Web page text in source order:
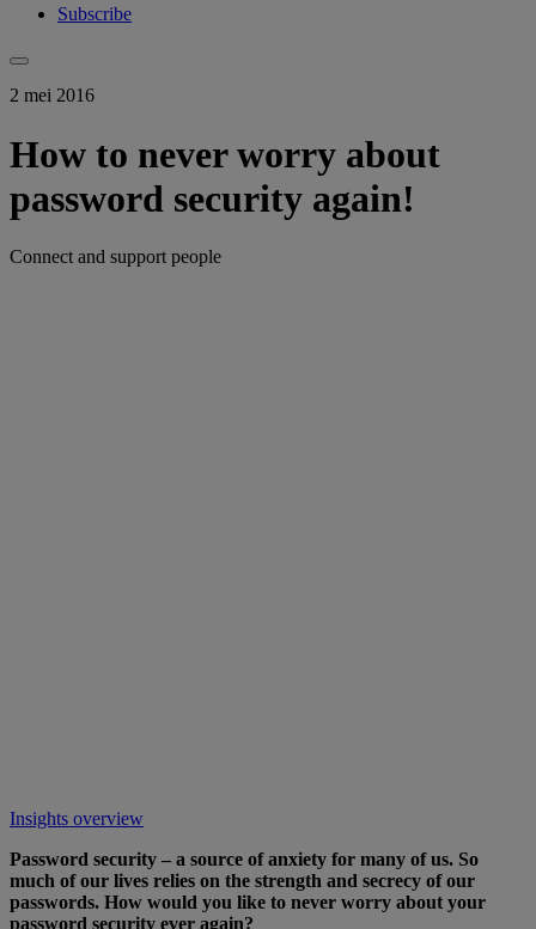
Subscribe
2 mei 2016
How to never worry about
password security again!
Connect and support people
Insights overview
Password security – a source of anxiety for many of us. So
much of our lives relies on the strength and secrecy of our
passwords. How would you like to never worry about your
password security ever again?